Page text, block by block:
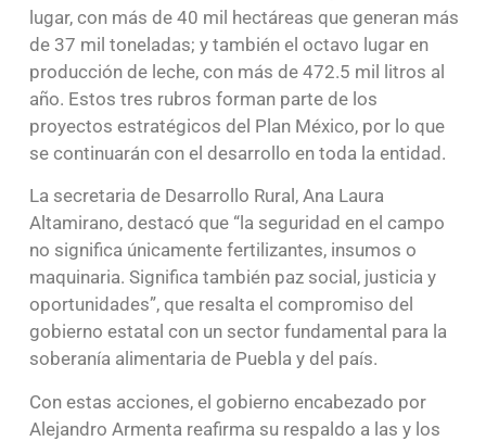
lugar, con más de 40 mil hectáreas que generan más
de 37 mil toneladas; y también el octavo lugar en
producción de leche, con más de 472.5 mil litros al
año. Estos tres rubros forman parte de los
proyectos estratégicos del Plan México, por lo que
se continuarán con el desarrollo en toda la entidad.
La secretaria de Desarrollo Rural, Ana Laura
Altamirano, destacó que “la seguridad en el campo
no significa únicamente fertilizantes, insumos o
maquinaria. Significa también paz social, justicia y
oportunidades”, que resalta el compromiso del
gobierno estatal con un sector fundamental para la
soberanía alimentaria de Puebla y del país.
Con estas acciones, el gobierno encabezado por
Alejandro Armenta reafirma su respaldo a las y los